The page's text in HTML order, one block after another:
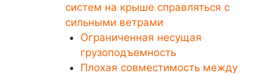
систем на крыше справляться с
сильными ветрами
Ограниченная несущая
грузоподъемность
Плохая совместимость между